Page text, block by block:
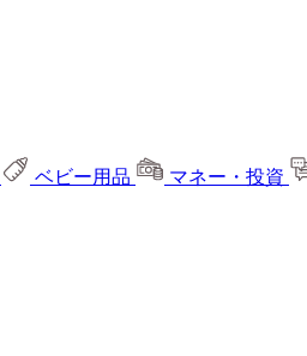
ベビー用品 マネー・投資